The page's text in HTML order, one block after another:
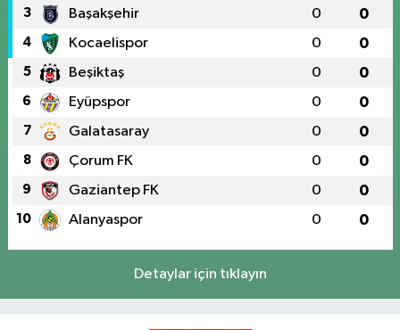
3 Başakşehir 0 0
4 Kocaelispor 0 0
5 Beşiktaş 0 0
6 Eyüpspor 0 0
7 Galatasaray 0 0
8 Çorum FK 0 0
9 Gaziantep FK 0 0
10 Alanyaspor 0 0
Detaylar için tıklayın